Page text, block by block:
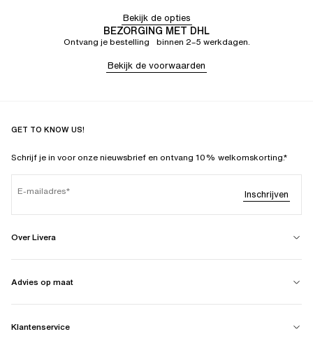
Bekijk de opties
BEZORGING MET DHL
Ontvang je bestelling binnen 2–5 werkdagen.
Bekijk de voorwaarden
GET TO KNOW US!
Schrijf je in voor onze nieuwsbrief en ontvang 10% welkomskorting.*
E-mailadres Inschrijven
Over Livera
Advies op maat
Klantenservice